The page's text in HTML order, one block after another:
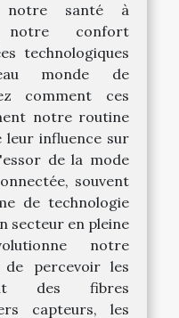
notre santé à
notre confort
technologiques
monde de
comment ces
notre routine
influence sur
de la mode
souvent
de technologie
secteur en pleine
notre
percevoir les
des fibres
capteurs, les